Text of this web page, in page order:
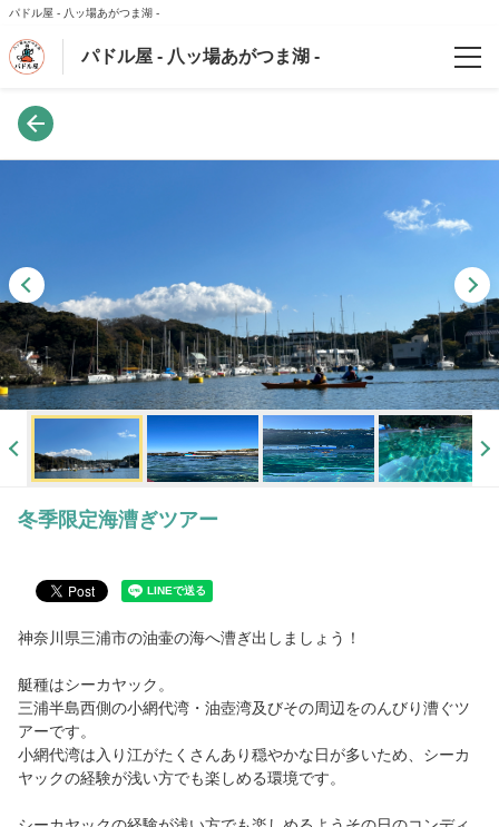
パドル屋 - 八ッ場あがつま湖 -
パドル屋 - 八ッ場あがつま湖 -
ご案内
冬季限定海漕ぎツアー
神奈川県三浦市の油壷の海へ漕ぎ出しましょう！
艇種はシーカヤック。
三浦半島西側の小網代湾・油壺湾及びその周辺をのんびり漕ぐツ
アーです。
小網代湾は入り江がたくさんあり穏やかな日が多いため、シーカ
ヤックの経験が浅い方でも楽しめる環境です。